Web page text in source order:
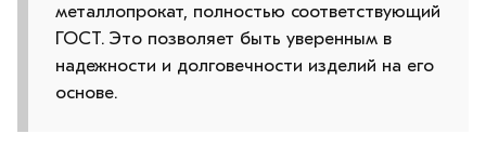
металлопрокат, полностью соответствующий
ГОСТ. Это позволяет быть уверенным в
надежности и долговечности изделий на его
основе.